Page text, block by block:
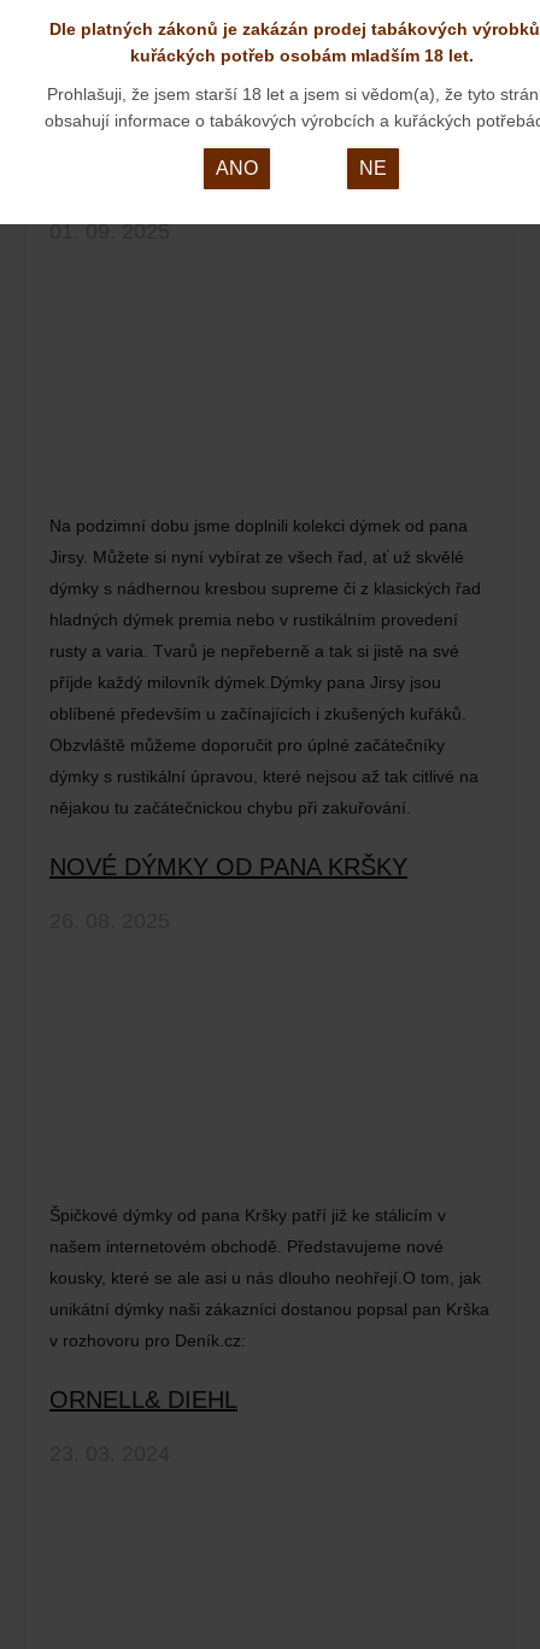
zobrazit všechny aktuality
NOVÉ DÝMKY OD PANA JIRSY
01. 09. 2025
Na podzimní dobu jsme doplnili kolekci dýmek od pana
Jirsy. Můžete si nyní vybírat ze všech řad, ať už skvělé
dýmky s nádhernou kresbou supreme či z klasických řad
hladných dýmek premia nebo v rustikálním provedení
rusty a varia. Tvarů je nepřeberně a tak si jistě na své
příjde každý milovník dýmek.Dýmky pana Jirsy jsou
oblíbené především u začínajících i zkušených kuřáků.
Obzvláště můžeme doporučit pro úplné začátečníky
dýmky s rustikální úpravou, které nejsou až tak citlivé na
nějakou tu začátečnickou chybu při zakuřování.
NOVÉ DÝMKY OD PANA KRŠKY
Špičkové dýmky od pana Kršky patří již ke stálicím v
našem internetovém obchodě. Představujeme nové
kousky, které se ale asi u nás dlouho neohřejí.O tom, jak
unikátní dýmky naši zákazníci dostanou popsal pan Krška
v rozhovoru pro Deník.cz:
ORNELL& DIEHL
Dle platných zákonů je zakázán prodej tabákových
kuřáckých potřeb osobám mladším 18 let.
Prohlašuji, že jsem starší 18 let a jsem si vědom(a), že tyto
obsahují informace o tabákových výrobcích a kuřáckých
ANO NE